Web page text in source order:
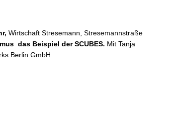
Wirtschaft Stresemann, Stresemannstraße
 das Beispiel der SCUBES. Mit Tanja
Berlin GmbH